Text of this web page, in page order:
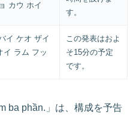
カウ ホイ
す。
イ ケオ ザイ
イ ラム フッ
この発表はおよ
そ15分の予定
です。
ba phần.」は、構成を予告